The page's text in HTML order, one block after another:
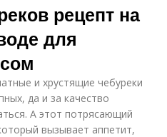
рецепт на
для
и хрустящие чебуреки
да и за качество
А этот потрясающий
вызывает аппетит,